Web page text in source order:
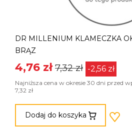
DR MILLENIUM KLAMECZKA
BRĄZ
4,76 zł 7,32 zł -2,56 zł
Najniższa cena w okresie 30 dni przed
7,32 zł
Dodaj do koszyka